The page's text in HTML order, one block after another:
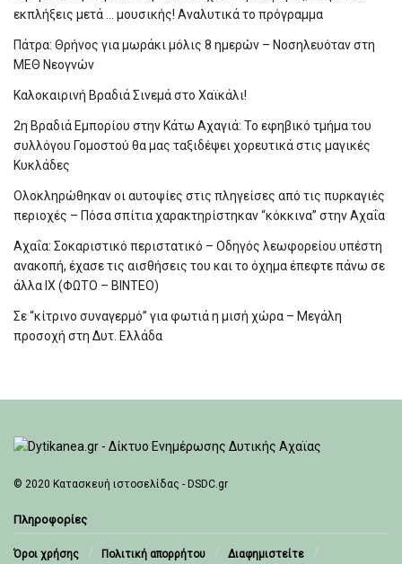
εκπλήξεις μετά … μουσικής! Αναλυτικά το πρόγραμμα
Πάτρα: Θρήνος για μωράκι μόλις 8 ημερών – Νοσηλευόταν στη
ΜΕΘ Νεογνών
Καλοκαιρινή Βραδιά Σινεμά στο Χαϊκάλι!
2η Βραδιά Εμπορίου στην Κάτω Αχαγιά: Το εφηβικό τμήμα του
συλλόγου Γομοστού θα μας ταξιδέψει χορευτικά στις μαγικές
Κυκλάδες
Ολοκληρώθηκαν οι αυτοψίες στις πληγείσες από τις πυρκαγιές
περιοχές – Πόσα σπίτια χαρακτηρίστηκαν “κόκκινα” στην Αχαΐα
Αχαΐα: Σοκαριστικό περιστατικό – Οδηγός λεωφορείου υπέστη
ανακοπή, έχασε τις αισθήσεις του και το όχημα έπεφτε πάνω σε
άλλα ΙΧ (ΦΩΤΟ – ΒΙΝΤΕΟ)
Σε “κίτρινο συναγερμό” για φωτιά η μισή χώρα – Μεγάλη
προσοχή στη Δυτ. Ελλάδα
© 2020 Κατασκευή ιστοσελίδας - DSDC.gr
Πληροφορίες
Όροι χρήσης Πολιτική απορρήτου Διαφημιστείτε